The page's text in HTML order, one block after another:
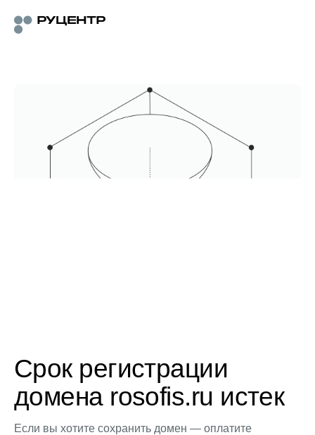
Срок регистрации
домена rosofis.ru истек
Если вы хотите сохранить домен — оплатите